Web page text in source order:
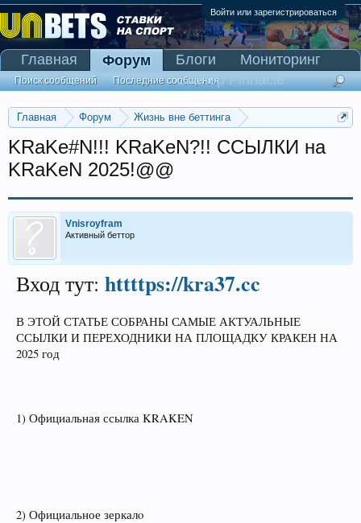
Войти или зарегистрироваться
Главная Форум
Жизнь вне беттинга
KRaKe#N!!! KRaKeN?!! ССЫЛКИ на
KRaKeN 2025!@@
Vnisroyfram
Активный беттор
Вход тут: httttps://kra37.cc
В ЭТОЙ СТАТЬЕ СОБРАНЫ САМЫЕ АКТУАЛЬНЫЕ
ССЫЛКИ И ПЕРЕХОДНИКИ НА ПЛОЩАДКУ КРАКЕН НА
2025 год
1) Официальная ссылка KRAKEN
2) Официальное зеркалo
Главная Форум
Поиск сообщений Последние сообщения
Блоги
Мониторинг
Сканер Pinnacle